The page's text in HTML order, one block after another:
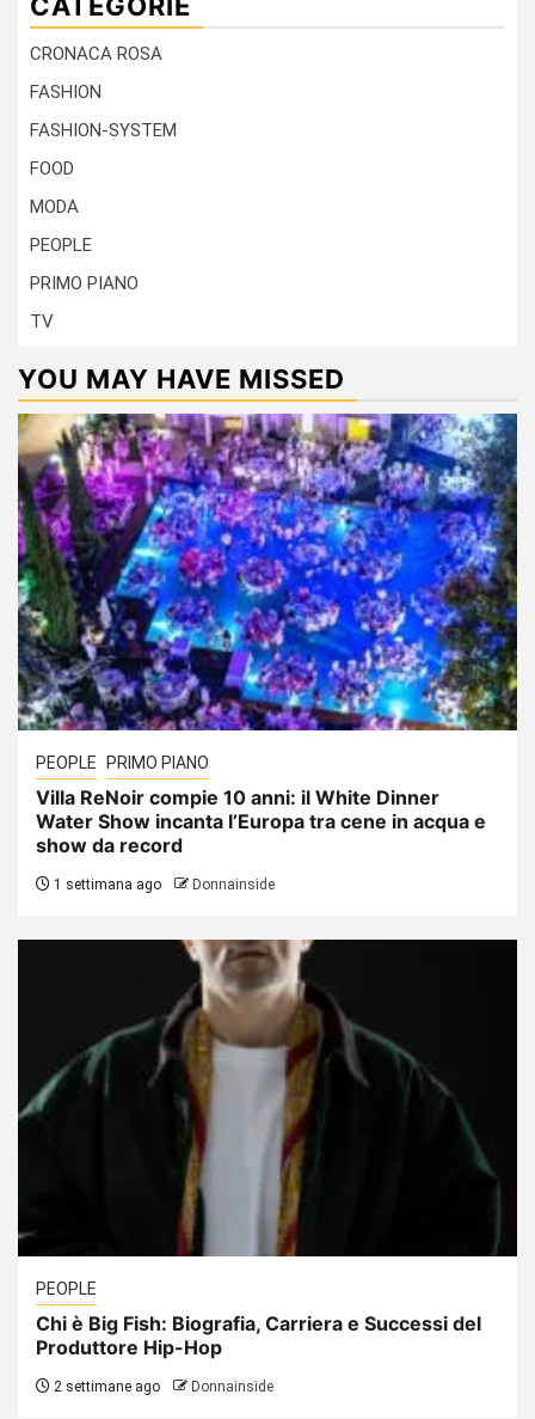
CRONACA ROSA
FASHION
FASHION-SYSTEM
FOOD
MODA
PEOPLE
PRIMO PIANO
TV
YOU MAY HAVE MISSED
PEOPLE PRIMO PIANO
Villa ReNoir compie 10 anni: il White Dinner
Water Show incanta l’Europa tra cene in acqua e
show da record
1 settimana ago Donnainside
PEOPLE
Chi è Big Fish: Biografia, Carriera e Successi del
Produttore Hip-Hop
2 settimane ago Donnainside